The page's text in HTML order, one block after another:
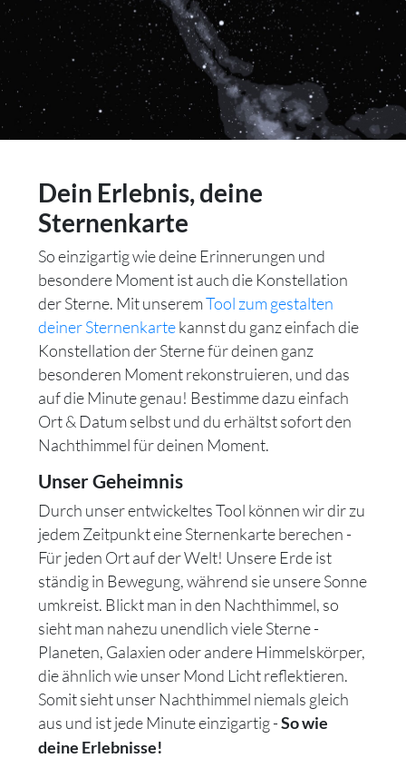
Dein Erlebnis, deine
Sternenkarte
So einzigartig wie deine Erinnerungen und
besondere Moment ist auch die Konstellation
der Sterne. Mit unseremTool zum gestalten
deiner Sternenkartekannst du ganz einfach die
Konstellation der Sterne für deinen ganz
besonderen Moment rekonstruieren, und das
auf die Minute genau! Bestimme dazu einfach
Ort & Datum selbst und du erhältst sofort den
Nachthimmel für deinen Moment.
Unser Geheimnis
Durch unser entwickeltes Tool können wir dir zu
jedem Zeitpunkt eine Sternenkarte berechen -
Für jeden Ort auf der Welt! Unsere Erde ist
ständig in Bewegung, während sie unsere Sonne
umkreist. Blickt man in den Nachthimmel, so
sieht man nahezu unendlich viele Sterne -
Planeten, Galaxien oder andere Himmelskörper,
die ähnlich wie unser Mond Licht reflektieren.
Somit sieht unser Nachthimmel niemals gleich
aus und ist jede Minute einzigartig -So wie
deine Erlebnisse!